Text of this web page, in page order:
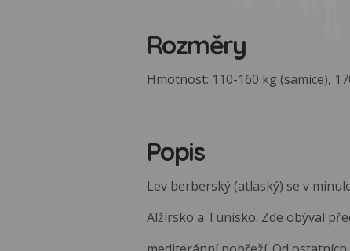
Rozměry
Hmotnost: 110-160 kg (samice),
Popis
Lev berberský (atlaský) se v
Alžírsko a Tunisko. Zde obýval